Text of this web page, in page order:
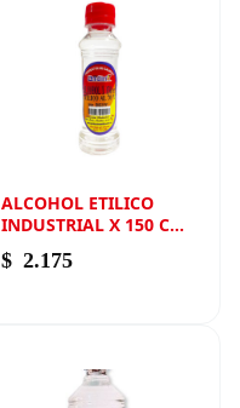
ALCOHOL ETILICO
INDUSTRIAL X 150 CM3
NEW ANDIN
$ 2.175